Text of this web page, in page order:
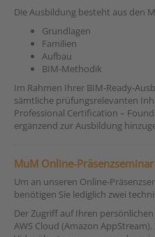
Die Ausbildung besteht aus den
Grundlagen
Familien
Aufbau
BIM-Methodik
Im Rahmen Ihrer BIM-Ready-
sämtliche prüfungsrelevanten
Professional Certification –
ergänzend zur Ausbildung
MuM Online-Präsenzseminar
Um an unseren Online-
benötigen Sie lediglich zwei
Der Zugriff auf Ihren
AWS Cloud (Amazon